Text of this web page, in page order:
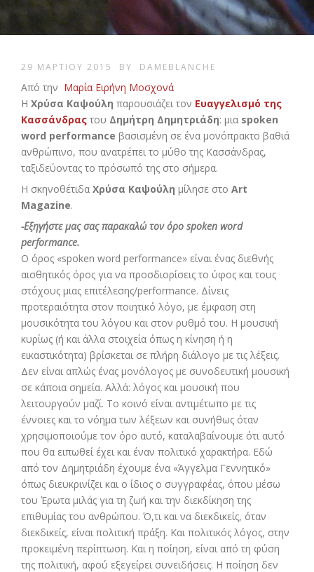
29 ΜΑΡΤΊΟΥ 2015 BY DAMEBLANCHE
Από την Μαρία Ειρήνη Μοσχονά
Η Χρύσα Καψούλη παρουσιάζει τον Ευαγγελισμό της
Κασσάνδρας του Δημήτρη Δημητριάδη: μια spoken
word performance βασισμένη σε ένα μονόπρακτο βαθιά
ανθρώπινο, που ανατρέπει το μύθο της Κασσάνδρας,
ταξιδεύοντας το πρόσωπό της στο σήμερα.
Η σκηνοθέτιδαΧρύσα Καψούλη μίλησε στοArt
Magazine.
-Εξηγήστε μας σας παρακαλώ τον όρο spoken word
performance.
Ο όρος «spoken word performance» είναι ένας διεθνής
αισθητικός όρος για να προσδιορίσεις το ύφος και τους
στόχους μιας επιτέλεσης/performance. Δίνεις
προτεραιότητα στον ποιητικό λόγο, με έμφαση στη
μουσικότητα του λόγου και στον ρυθμό του. Η μουσική
κυρίως (ή και άλλα στοιχεία όπως η κίνηση ή η
εικαστικότητα) βρίσκεται σε πλήρη διάλογο με τις λέξεις.
Δεν είναι απλώς ένας μονόλογος με συνοδευτική μουσική
σε κάποια σημεία. Αλλά: λόγος και μουσική που
λειτουργούν μαζί. Το κοινό είναι αντιμέτωπο με τις
έννοιες και το νόημα των λέξεων και συνήθως όταν
χρησιμοποιούμε τον όρο αυτό, καταλαβαίνουμε ότι αυτό
που θα ειπωθεί έχει και έναν πολιτικό χαρακτήρα. Εδώ
από τον Δημητριάδη έχουμε ένα «Άγγελμα Γεννητικό»
όπως διευκρινίζει και ο ίδιος ο συγγραφέας, όπου μέσω
του Έρωτα μιλάς για τη ζωή και την διεκδίκηση της
επιθυμίας του ανθρώπου. Ό,τι και να διεκδικείς, όταν
διεκδικείς, είναι πολιτική πράξη. Και πολιτικός λόγος, στην
προκειμένη περίπτωση. Και η ποίηση, είναι από τη φύση
της πολιτική, αφού εξεγείρει συνειδήσεις. Η ποίηση δεν